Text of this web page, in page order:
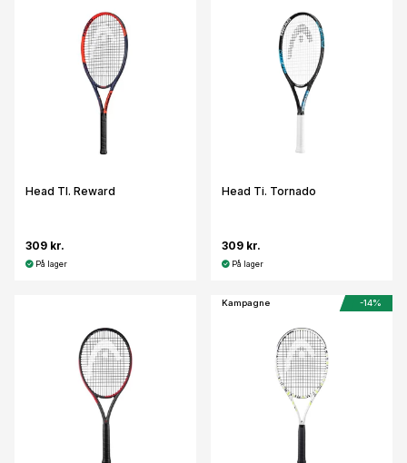
Head TI. Reward
309 kr.
På lager
Head Ti. Tornado
309 kr.
På lager
Kampagne -14%